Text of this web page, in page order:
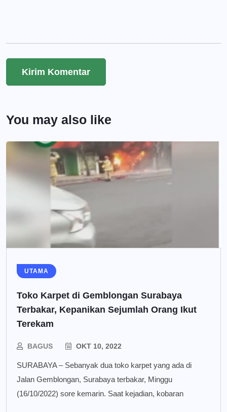
You may also like
UTAMA
Toko Karpet di Gemblongan Surabaya
Terbakar, Kepanikan Sejumlah Orang Ikut
Terekam
BAGUS OKT 10, 2022
SURABAYA – Sebanyak dua toko karpet yang ada di
Jalan Gemblongan, Surabaya terbakar, Minggu
(16/10/2022) sore kemarin. Saat kejadian, kobaran